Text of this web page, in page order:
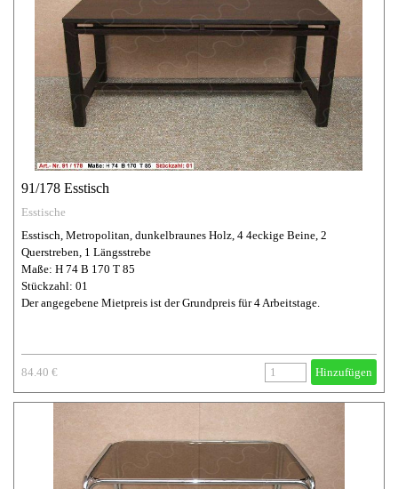
91/178 Esstisch
Esstische
Esstisch, Metropolitan, dunkelbraunes Holz, 4 4eckige Beine, 2
Querstreben, 1 Längsstrebe
Maße: H 74 B 170 T 85
Stückzahl: 01
Der angegebene Mietpreis ist der Grundpreis für 4 Arbeitstage.
84.40 € Hinzufügen